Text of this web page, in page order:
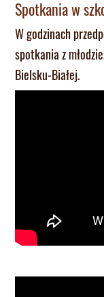
Spotkania w
W godzinach
spotkania z
Bielsku-Białej.